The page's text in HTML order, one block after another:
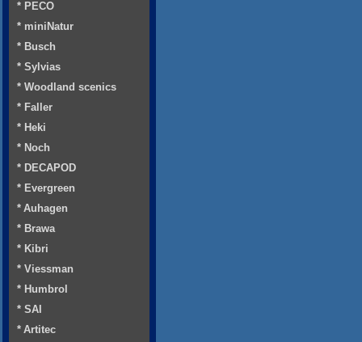
* PECO
* miniNatur
* Busch
* Sylvias
* Woodland scenics
* Faller
* Heki
* Noch
* DECAPOD
* Evergreen
* Auhagen
* Brawa
* Kibri
* Viessman
* Humbrol
* SAI
* Artitec